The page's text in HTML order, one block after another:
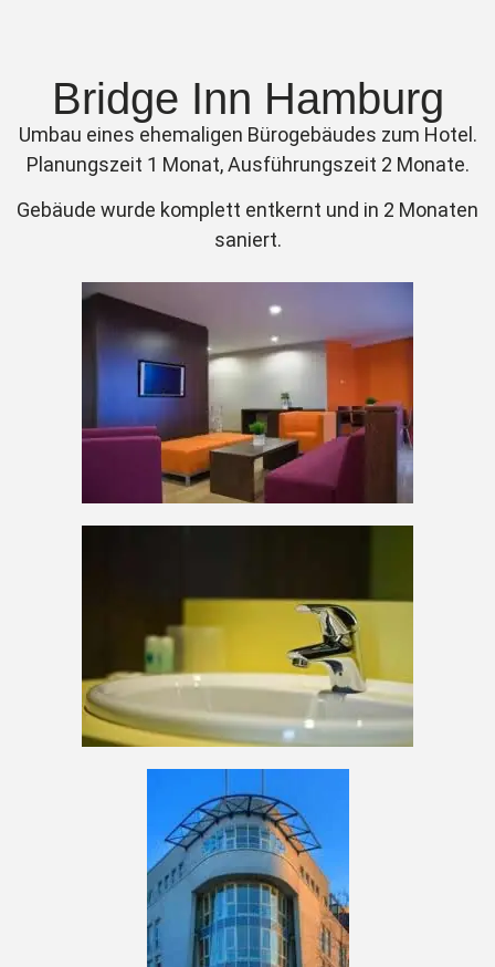
Bridge Inn Hamburg
Umbau eines ehemaligen Bürogebäudes zum Hotel.
Planungszeit 1 Monat, Ausführungszeit 2 Monate.
Gebäude wurde komplett entkernt und in 2 Monaten
saniert.